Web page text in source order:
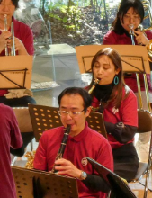
Featured
エリア特
Travel